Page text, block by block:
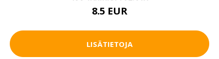
8.5 EUR
LISÄTIETOJA